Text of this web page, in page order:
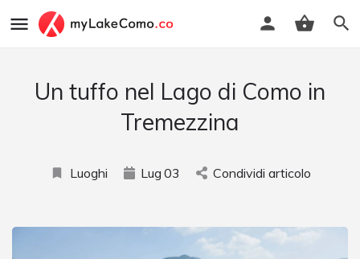
Un tuffo nel Lago di Como in
Tremezzina
Luoghi Lug 03 Condividi articolo